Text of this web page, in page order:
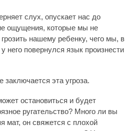
слух, опускает нас до
ощущения, которые мы не
нашему ребенку, чего мы, в
него повернулся язык произнести
эта угроза.
остановиться и будет
ругательство? Много ли вы
мат, он свяжется с плохой